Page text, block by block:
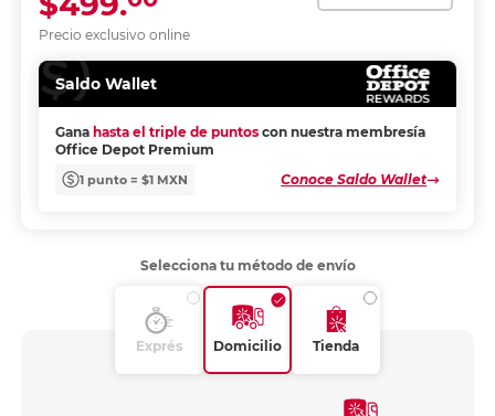
Precio exclusivo online
Saldo Wallet
Gana hasta el triple de puntos con nuestra membresía
Office Depot Premium
1 punto = $1 MXN Conoce Saldo Wallet
Selecciona tu método de envío
Exprés Domicilio Tienda